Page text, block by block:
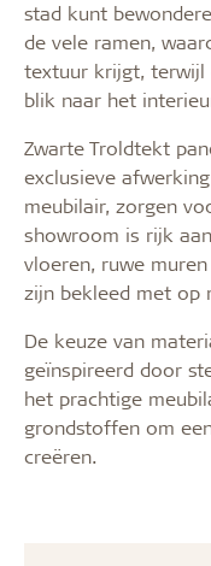
stad kunt
de vele ramen,
textuur krijgt, terwijl
blik naar het
Zwarte Troldtekt
exclusieve
meubilair, zorgen
showroom is rijk
vloeren, ruwe
zijn bekleed met op
De keuze van
geïnspireerd door
het prachtige
grondstoffen om
creëren.